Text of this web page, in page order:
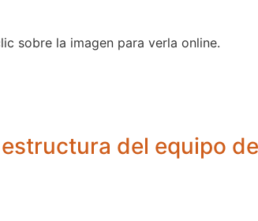
sobre la imagen para verla online.
del equipo